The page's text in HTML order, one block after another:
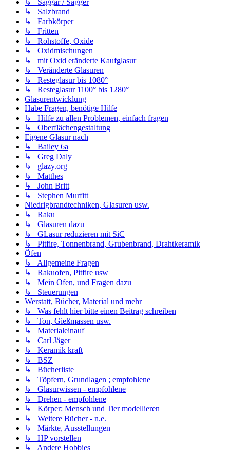
↳ Salzbrand
↳ Farbkörper
↳ Fritten
↳ Rohstoffe, Oxide
↳ Oxidmischungen
↳ mit Oxid eränderte Kaufglasur
↳ Veränderte Glasuren
↳ Resteglasur bis 1080°
↳ Resteglasur 1100° bis 1280°
Glasurentwicklung
Habe Fragen, benötige Hilfe
↳ Hilfe zu allen Problemen, einfach fragen
↳ Oberflächengestaltung
Eigene Glasur nach
↳ Bailey 6a
↳ Greg Daly
↳ glazy.org
↳ Matthes
↳ John Britt
↳ Stephen Murfitt
Niedrigbrandtechniken, Glasuren usw.
↳ Raku
↳ Glasuren dazu
↳ GLasur reduzieren mit SiC
↳ Pitfire, Tonnenbrand, Grubenbrand, Drahtkeramik
Öfen
↳ Allgemeine Fragen
↳ Rakuofen, Pitfire usw
↳ Mein Ofen, und Fragen dazu
↳ Steuerungen
Werstatt, Bücher, Material und mehr
↳ Was fehlt hier bitte einen Beitrag schreiben
↳ Ton, Gießmassen usw.
↳ Materialeinauf
↳ Carl Jäger
↳ Keramik kraft
↳ BSZ
↳ Bücherliste
↳ Töpfern, Grundlagen ; empfohlene
↳ Glasurwissen - empfohlene
↳ Drehen - empfohlene
↳ Körper: Mensch und Tier modellieren
↳ Weitere Bücher - n.e.
↳ Märkte, Ausstellungen
↳ HP vorstellen
↳ Andere Hobbies